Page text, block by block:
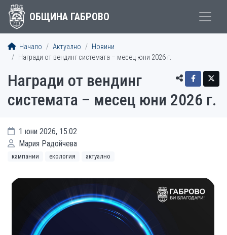
ОБЩИНА ГАБРОВО
Начало Актуално
Новини
Награди от вендинг системата – месец юни 2026 г.
Награди от вендинг
системата – месец юни 2026 г.
1 юни 2026, 15:02
Мария Радойчева
кампании екология актуално